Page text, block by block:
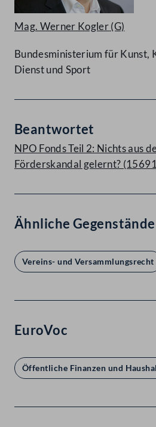
Mag. Werner Kogler(G)
Bundesministerium für Kunst,
Dienst und Sport
Beantwortet
NPO Fonds Teil 2: Nichts aus
Förderskandal gelernt?
Ähnliche Gegenstände
Vereins- und Versammlungsrecht
EuroVoc
Öffentliche Finanzen und